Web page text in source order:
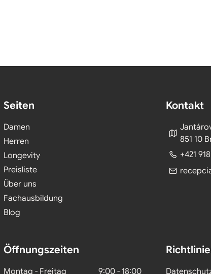
Seiten
Damen
Herren
Longevity
Preisliste
Über uns
Fachausbildung
Blog
Kontakt
851 10
+421
Öffnungszeiten
Montag - Freitag 9:00 - 18:00